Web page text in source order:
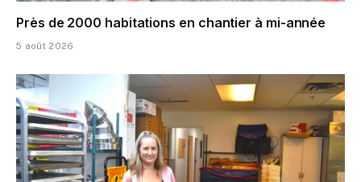
Près de 2000 habitations en chantier à mi-année
5 août 2026